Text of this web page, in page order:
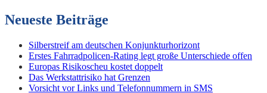
Neueste Beiträge
Silberstreif am deutschen Konjunkturhorizont
Erstes Fahrradpolicen-Rating legt große Unterschiede offen
Europas Risikoscheu kostet doppelt
Das Werkstattrisiko hat Grenzen
Vorsicht vor Links und Telefonnummern in SMS